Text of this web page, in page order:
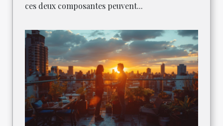
ces deux composantes peuvent...